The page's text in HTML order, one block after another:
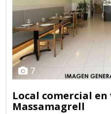
7
Local comercial en
Massamagrell